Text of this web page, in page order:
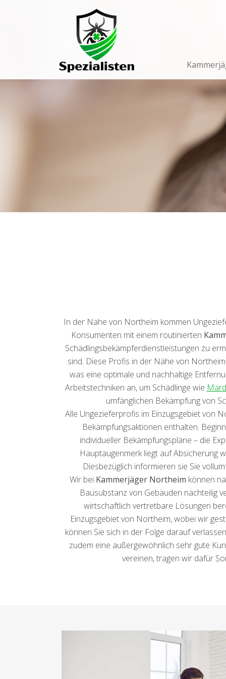
Navigation
In der Nähe von Northeim kommen
Konsumenten mit einem routinierten
Schädlingsbekämpferdienstleistungen zu
sind. Diese Profis in der Nähe von
was eine optimale und nachhaltige
Arbeitstechniken an, um Schädlinge wie
umfänglichen Bekämpfung von
Alle Ungezieferprofis im Einzugsgebiet von
Bekämpfungsaktionen enthalten.
individueller Bekämpfungspläne – die
Hauptaugenmerk liegt auf Absicherung
Diesbezüglich informieren sie Sie
Wir bei Kammerjäger Northeim können
Bausubstanz von Gebäuden nachteilig
wirtschaftlich vertretbare Lösungen
Einzugsgebiet von Northeim, wobei wir
können Sie sich in der Folge darauf
zudem eine außergewöhnlich sehr gute
vereinen, tragen wir dafür